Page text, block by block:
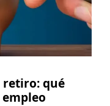
qué